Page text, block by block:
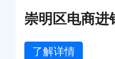
崇明区电商进
了解详情